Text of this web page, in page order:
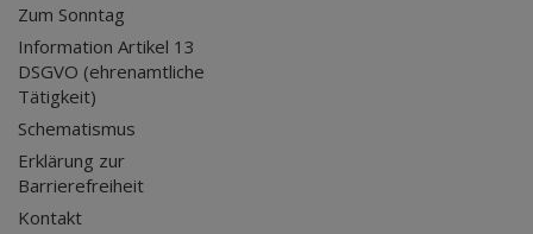
Zum Sonntag
Information Artikel 13
DSGVO (ehrenamtliche
Tätigkeit)
Schematismus
Erklärung zur
Barrierefreiheit
Kontakt